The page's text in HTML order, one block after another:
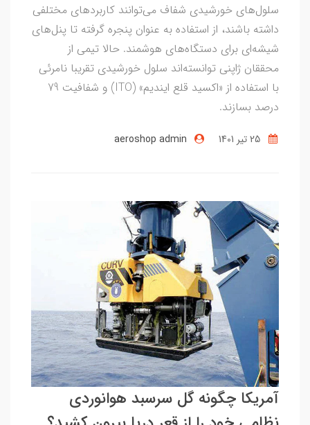
سلول‌های خورشیدی شفاف می‌توانند کاربردهای مختلفی
داشته باشند، از استفاده به عنوان پنجره گرفته تا پنل‌های
شیشه‌ای برای دستگاه‌های هوشمند. حالا تیمی از
محققان ژاپنی توانسته‌اند سلول خورشیدی تقریبا نامرئی
با استفاده از «اکسید قلع ایندیم» (ITO) و شفافیت 79
درصد بسازند.
aeroshop admin
آمریکا چگونه گل سرسبد هوانوردی